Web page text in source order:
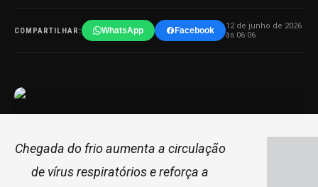
COMPARTILHAR: WhatsApp Facebook
12 de junho de 2026
às 06:06
Chegada do frio aumenta a circulação
de vírus respiratórios e reforça a